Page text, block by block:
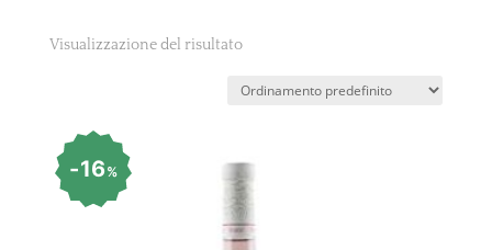
Visualizzazione del risultato
16%